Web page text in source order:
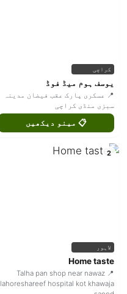
کراچی
یوسف ہوم میڈ فوڈ
📍 عسکری پارک عقب فیضان مدینہ
سبزی منڈی کراچی
📋 مینو دیکھیں
2
لاہور
Home taste
📍 Talha pan shop near nawaz
lahoreshareef hospital kot khawaja